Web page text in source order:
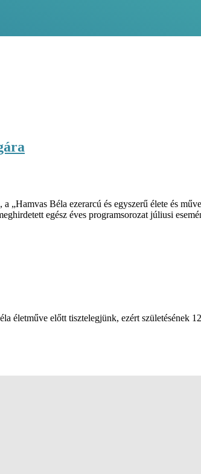
„Hamvas Béla ezerarcú és egyszerű élete és
egész éves programsorozat júliusi
életműve előtt tisztelegjünk, ezért születésének